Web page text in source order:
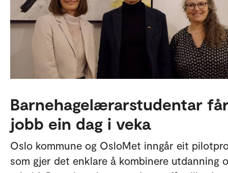
Barnehagelærarstudentar
jobb ein dag i veka
Oslo kommune og OsloMet inngår eit
som gjer det enklare å kombinere utdanning